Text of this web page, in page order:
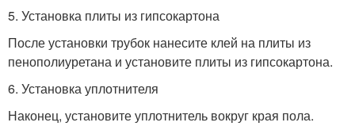
5. Установка плиты из гипсокартона
После установки трубок нанесите клей на плиты из
пенополиуретана и установите плиты из гипсокартона.
6. Установка уплотнителя
Наконец, установите уплотнитель вокруг края пола.